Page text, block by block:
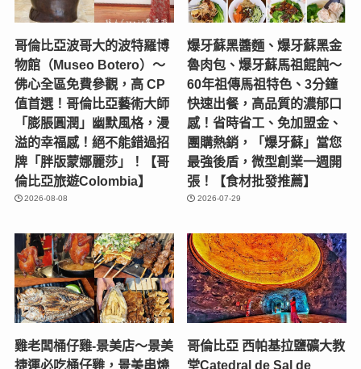
哥倫比亞波哥大的波特羅博
物館（Museo Botero）～
佛心全區免費參觀，高 CP
值首選！哥倫比亞藝術大師
「膨脹圓潤」幽默風格，漫
溢的幸福感！絕不能錯過招
牌「胖版蒙娜麗莎」！【哥
倫比亞旅遊Colombia】
2026-08-08
爆牙蘇黑醬麵、爆牙蘇黑金
魯肉包、爆牙蘇馬祖餛飩～
60年祖傳馬祖特色、3分鐘
快速出餐，高品質的濃郁口
感！省時省工、免加盟金、
團購熱銷，「爆牙蘇」當您
最強後盾，微型創業一週開
張！【食材批發推薦】
2026-07-29
雞老闆桶仔雞-景美店〜景美
捷運必吃桶仔雞，景美串燒
哥倫比亞 西帕基拉鹽礦大教
堂Catedral de Sal de